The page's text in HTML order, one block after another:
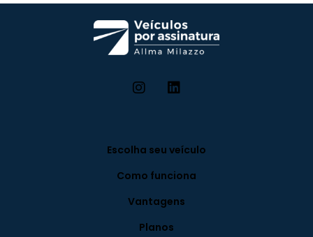
Escolha seu veículo
Como funciona
Vantagens
Planos